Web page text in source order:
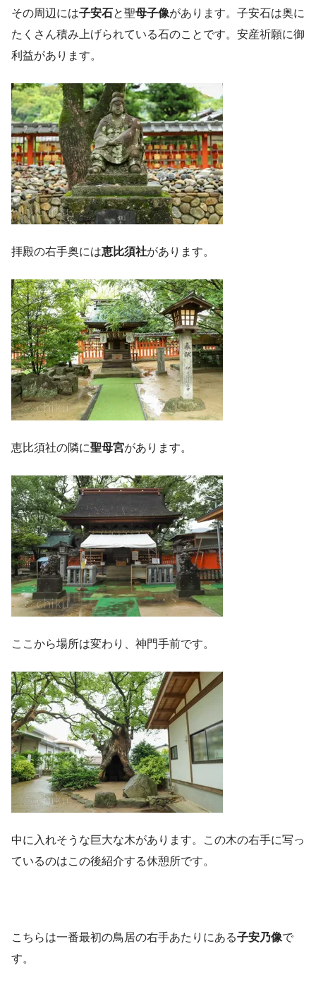
その周辺には子安石と聖母子像があります。子安石は奥に
たくさん積み上げられている石のことです。安産祈願に御
利益があります。
拝殿の右手奥には恵比須社があります。
恵比須社の隣に聖母宮があります。
ここから場所は変わり、神門手前です。
中に入れそうな巨大な木があります。この木の右手に写っ
ているのはこの後紹介する休憩所です。
こちらは一番最初の鳥居の右手あたりにある子安乃像で
す。